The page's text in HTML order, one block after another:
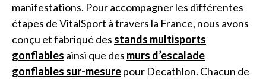
manifestations. Pour accompagner les différentes
étapes de VitalSport à travers la France, nous avons
conçu et fabriqué des stands multisports
gonflables ainsi que des murs d’escalade
gonflables sur-mesurepour Decathlon. Chacun de